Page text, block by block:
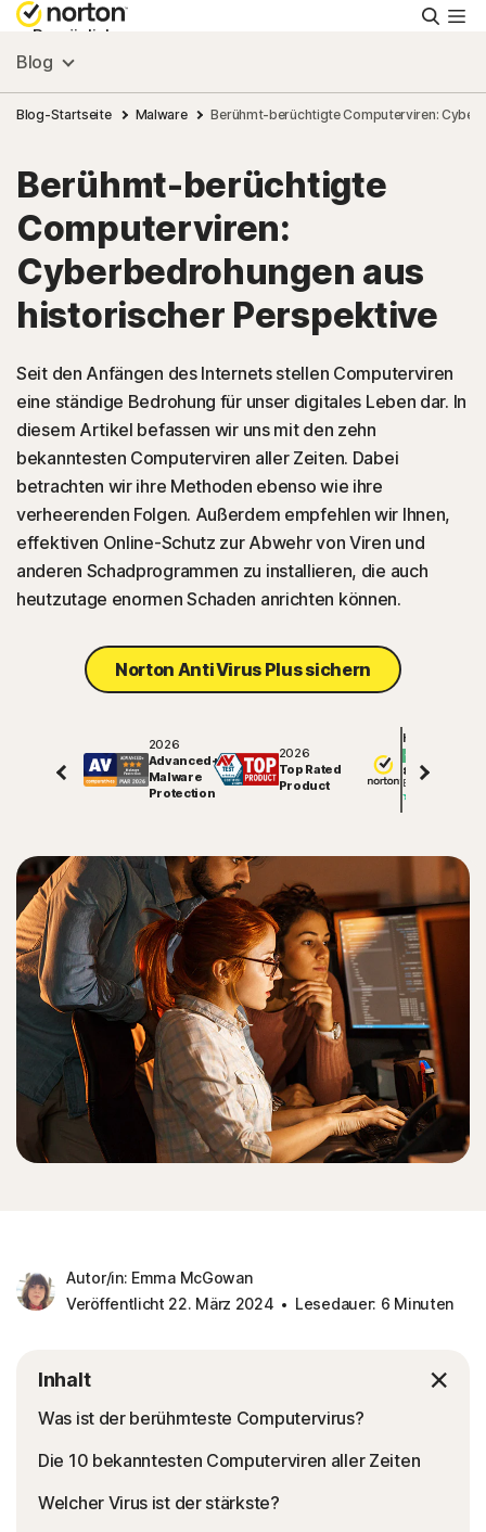
Persönlich
Small Business
Ressourcen
Support
Kostenlos testen
Deutschland
Einloggen
Blog
Blog-Startseite Malware Berühmt-berüchtigte Computerviren:
Berühmt-berüchtigte
Computerviren:
Cyberbedrohungen aus
historischer Perspektive
Seit den Anfängen des Internets stellen Computerviren
eine ständige Bedrohung für unser digitales Leben dar. In
diesem Artikel befassen wir uns mit den zehn
bekanntesten Computerviren aller Zeiten. Dabei
betrachten wir ihre Methoden ebenso wie ihre
verheerenden Folgen. Außerdem empfehlen wir Ihnen,
effektiven Online-Schutz zur Abwehr von Viren und
anderen Schadprogrammen zu installieren, die auch
heutzutage enormen Schaden anrichten können.
Norton AntiVirus Plus sichern
2026
Advanced+
Malware
Protection
2026
Top Rated
Product
Hervorragend
81725
Bewertungen auf
Autor/in: Emma McGowan
Veröffentlicht 22. März 2024
Lesedauer: 6 Minuten
Inhalt
Was ist der berühmteste Computervirus?
Die 10 bekanntesten Computerviren aller Zeiten
Welcher Virus ist der stärkste?